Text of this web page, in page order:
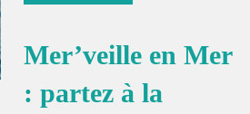
Mer’veille en Mer
: partez à la